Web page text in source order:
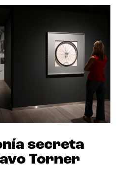
secreta
Torner